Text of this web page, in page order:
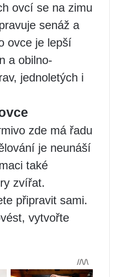
ovcí se na zimu
senáž a
ovce je lepší
a obilno-
jednoletých i
zde má řadu
je neunáší
také
zvířat.
připravit sami.
vytvořte